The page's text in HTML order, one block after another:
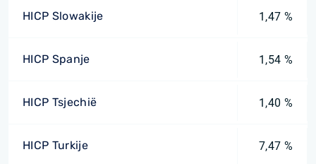
HICP Slowakije 1,47 %
HICP Spanje 1,54 %
HICP Tsjechië 1,40 %
HICP Turkije 7,47 %